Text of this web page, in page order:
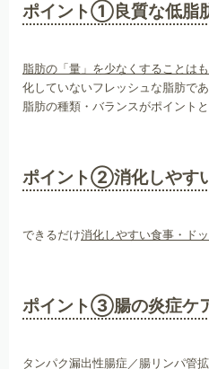
ポイント①良質な低脂
脂肪の「量」を少なくすることは
化していないフレッシュな脂肪で
脂肪の種類・バランスがポイントと
ポイント②消化しやす
できるだけ消化しやすい食事・ド
ポイント③腸の炎症ケ
タンパク漏出性腸症／腸リンパ管